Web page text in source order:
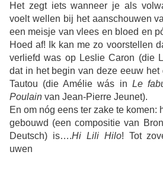
Het zegt iets wanneer je als
voelt wellen bij het aanschouwen
een meisje van vlees en bloed en
Hoed af! Ik kan me zo voorstellen
verliefd was op Leslie Caron (die
dat in het begin van deze eeuw het
Tautou (die Amélie wás in Le
Poulain van Jean-Pierre Jeunet).
En om nóg eens ter zake te komen:
gebouwd (een compositie van
Deutsch) is….Hi Lili Hilo! Tot
uwen